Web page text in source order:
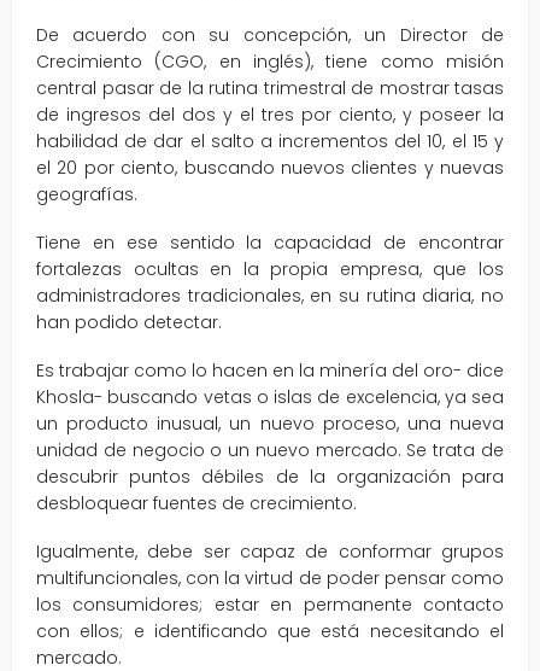
De acuerdo con su concepción, un Director de
Crecimiento (CGO, en inglés), tiene como misión
central pasar de la rutina trimestral de mostrar tasas
de ingresos del dos y el tres por ciento, y poseer la
habilidad de dar el salto a incrementos del 10, el 15 y
el 20 por ciento, buscando nuevos clientes y nuevas
geografías.
Tiene en ese sentido la capacidad de encontrar
fortalezas ocultas en la propia empresa, que los
administradores tradicionales, en su rutina diaria, no
han podido detectar.
Es trabajar como lo hacen en la minería del oro- dice
Khosla- buscando vetas o islas de excelencia, ya sea
un producto inusual, un nuevo proceso, una nueva
unidad de negocio o un nuevo mercado. Se trata de
descubrir puntos débiles de la organización para
desbloquear fuentes de crecimiento.
Igualmente, debe ser capaz de conformar grupos
multifuncionales, con la virtud de poder pensar como
los consumidores; estar en permanente contacto
con ellos; e identificando que está necesitando el
mercado.